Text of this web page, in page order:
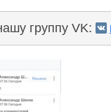
группу VK: